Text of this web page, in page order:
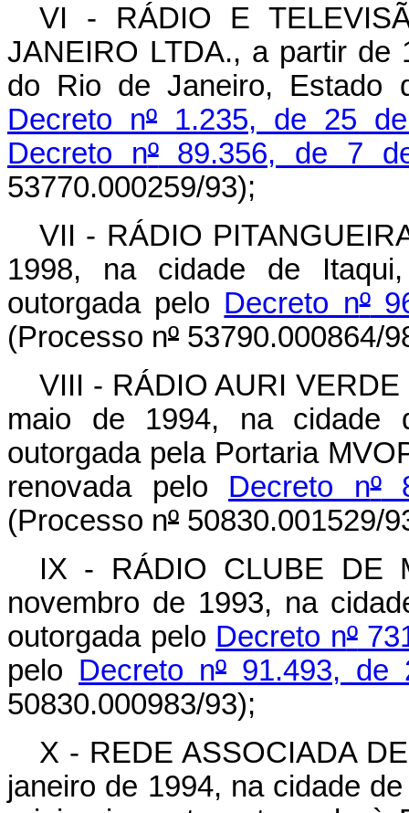
VI - RÁDIO E
JANEIRO LTDA., a partir de
do Rio de Janeiro, Estado
Decreto nº1.235, de 25
Decreto nº89.356, de 7
53770.000259/93);
VII - RÁDIO
1998, na cidade de
outorgada pelo Decreto nº
(Processo nº 53790.000864/
VIII - RÁDIO AURI
maio de 1994, na cidade
outorgada pela Portaria
renovada pelo Decreto nº
(Processo nº 50830.001529/
IX - RÁDIO CLUBE DE
novembro de 1993, na
outorgada pelo Decreto nº
pelo Decreto nº 91.493, de
50830.000983/93);
X - REDE ASSOCIADA
janeiro de 1994, na cidade